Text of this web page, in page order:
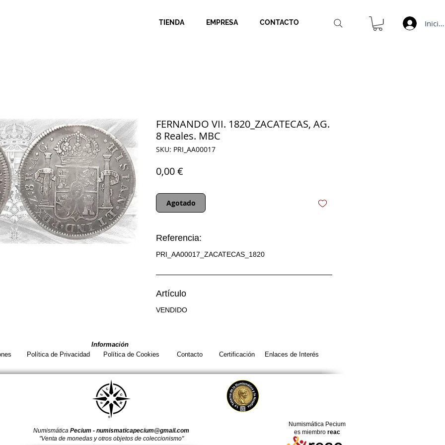
TIENDA EMPRESA CONTACTO
FERNANDO VII. 1820_ZACATECAS, AG.
8 Reales. MBC
SKU: PRI_AA00017
0,00 €
Agotado
Referencia:
PRI_AA00017_ZACATECAS_1820
Artículo
VENDIDO
Información
Política de Privacidad Política de Cookies Contacto Certificación Enlaces de Interés
Numismática Pecium - numismaticapecium@gmail.com
"Venta de monedas y otros objetos de coleccionismo"
Numismática Pecium
es miembro reac